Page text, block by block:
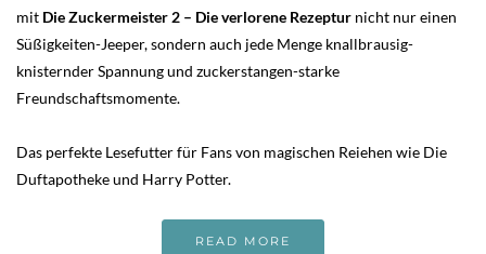
mit Die Zuckermeister 2 – Die verlorene Rezeptur nicht nur einen
Süßigkeiten-Jeeper, sondern auch jede Menge knallbrausig-
knisternder Spannung und zuckerstangen-starke
Freundschaftsmomente.
Das perfekte Lesefutter für Fans von magischen Reiehen wie Die
Duftapotheke und Harry Potter.
READ MORE